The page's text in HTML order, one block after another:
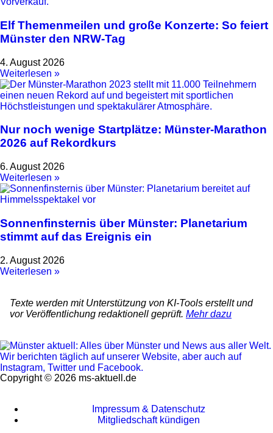
Elf Themenmeilen und große Konzerte: So feiert
Münster den NRW-Tag
4. August 2026
Weiterlesen »
Nur noch wenige Startplätze: Münster-Marathon
2026 auf Rekordkurs
6. August 2026
Weiterlesen »
Sonnenfinsternis über Münster: Planetarium
stimmt auf das Ereignis ein
2. August 2026
Weiterlesen »
Texte werden mit Unterstützung von KI-Tools erstellt und
vor Veröffentlichung redaktionell geprüft. Mehr dazu
Copyright © 2026 ms-aktuell.de
Impressum & Datenschutz
Mitgliedschaft kündigen